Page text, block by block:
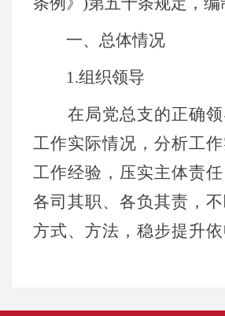
一、总体情况
1.组织领导
在局党总支的正确领
工作实际情况，分析工
工作经验，压实主体责
各司其职、各负其责，
方式、方法，稳步提升